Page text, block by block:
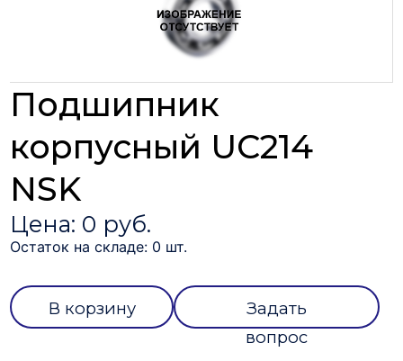
Подшипник
корпусный UC214
NSK
Цена: 0 руб.
Остаток на складе: 0 шт.
В корзину
Задать
вопрос